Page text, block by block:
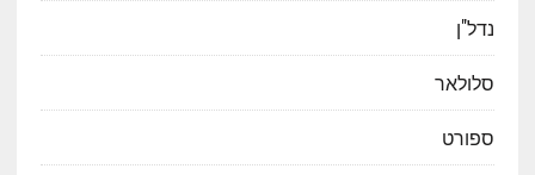
נדל"ן
סלולאר
ספורט